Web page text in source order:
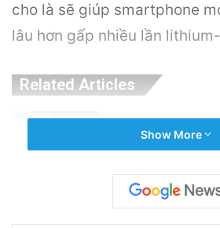
cho là sẽ giúp smartphone
lâu hơn gấp nhiều lần
Related Articles
Ngại Về An Ninh
20 hours ago
Nguyên Nhân Gây Nổ
Show More